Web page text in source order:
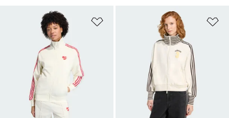
ほしいものリストに追加